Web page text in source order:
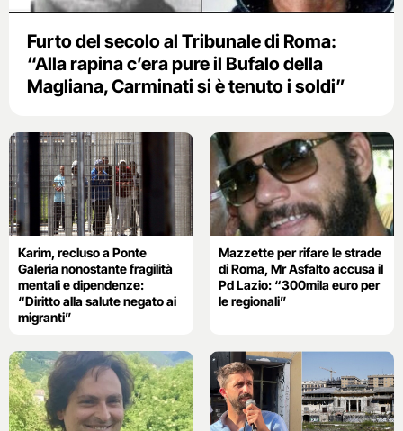
Furto del secolo al Tribunale di Roma:
“Alla rapina c’era pure il Bufalo della
Magliana, Carminati si è tenuto i soldi”
Karim, recluso a Ponte
Galeria nonostante fragilità
mentali e dipendenze:
“Diritto alla salute negato ai
migranti”
Mazzette per rifare le strade
di Roma, Mr Asfalto accusa il
Pd Lazio: “300mila euro per
le regionali”